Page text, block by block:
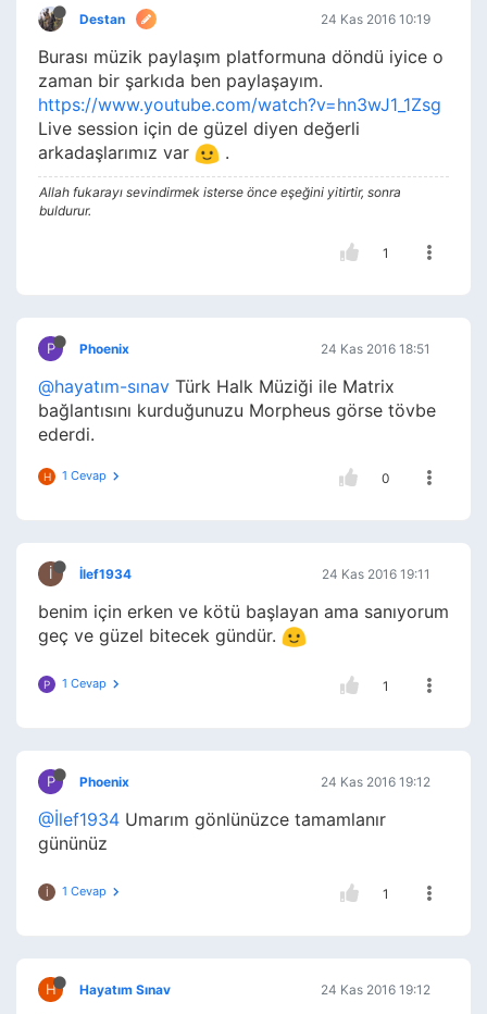
Destan 24 Kas 2016 10:19
Burası müzik paylaşım platformuna döndü iyice o
zaman bir şarkıda ben paylaşayım.
https://www.youtube.com/watch?v=hn3wJ1_1Zsg
Live session için de güzel diyen değerli
arkadaşlarımız var
.
Allah fukarayı sevindirmek isterse önce eşeğini yitirtir, sonra
buldurur.
1
P Phoenix 24 Kas 2016 18:51
@hayatım-sınav Türk Halk Müziği ile Matrix
bağlantısını kurduğunuzu Morpheus görse tövbe
ederdi.
H 1 Cevap 0
İ İlef1934 24 Kas 2016 19:11
benim için erken ve kötü başlayan ama sanıyorum
geç ve güzel bitecek gündür.
P 1 Cevap 1
P Phoenix 24 Kas 2016 19:12
@İlef1934 Umarım gönlünüzce tamamlanır
gününüz
İ 1 Cevap 1
H Hayatım Sınav 24 Kas 2016 19:12